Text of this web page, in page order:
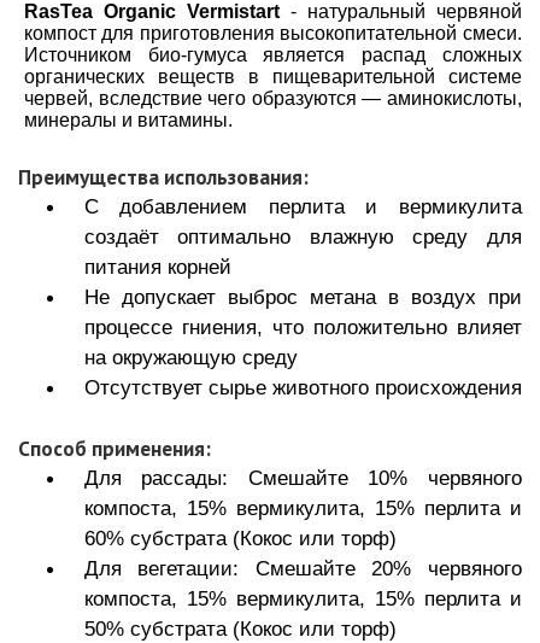
RasTea Organic Vermistart - натуральный червяной
компост для приготовления высокопитательной смеси.
Источником био-гумуса является распад сложных
органических веществ в пищеварительной системе
червей, вследствие чего образуются — аминокислоты,
минералы и витамины.
Преимущества использования:
С добавлением перлита и вермикулита
создаёт оптимально влажную среду для
питания корней
Не допускает выброс метана в воздух при
процессе гниения, что положительно влияет
на окружающую среду
Отсутствует сырье животного происхождения
Способ применения:
Для рассады: Смешайте 10% червяного
компоста, 15% вермикулита, 15% перлита и
60% субстрата (Кокос или торф)
Для вегетации: Смешайте 20% червяного
компоста, 15% вермикулита, 15% перлита и
50% субстрата (Кокос или торф)